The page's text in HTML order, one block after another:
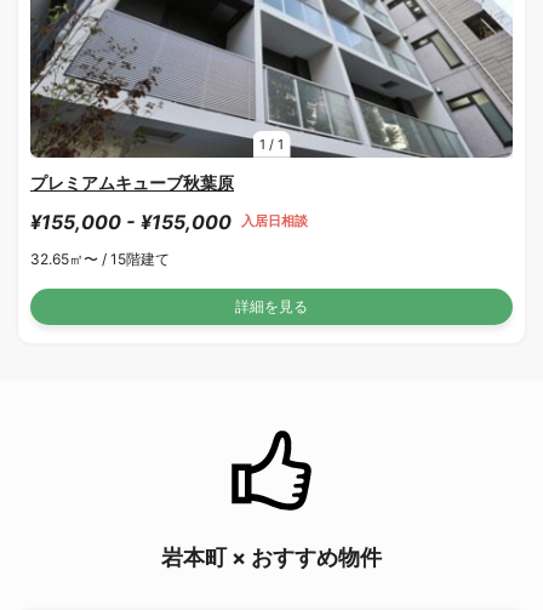
1 / 1
プレミアムキューブ秋葉原
¥155,000 - ¥155,000 入居日相談
32.65㎡〜 / 15階建て
詳細を見る
岩本町 × おすすめ物件